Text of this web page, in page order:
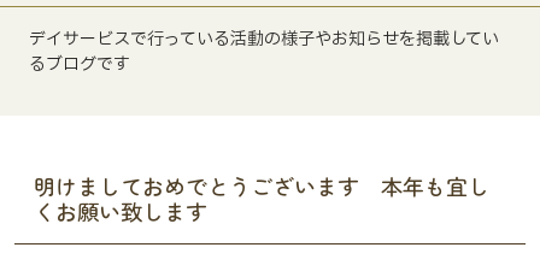
デイサービスで行っている活動の様子やお知らせを掲載してい
るブログです
明けましておめでとうございます 本年も宜し
くお願い致します